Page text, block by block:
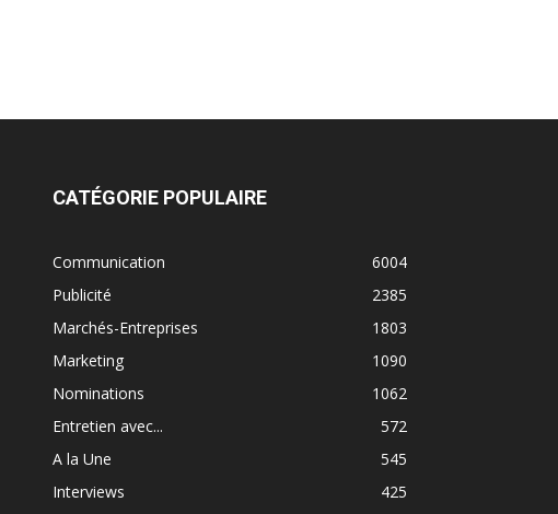
CATÉGORIE POPULAIRE
Communication
6004
Publicité
2385
Marchés-Entreprises
1803
Marketing
1090
Nominations
1062
Entretien avec...
572
A la Une
545
Interviews
425